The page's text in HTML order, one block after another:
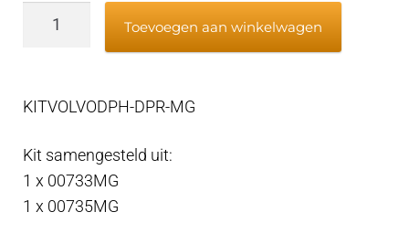
Volvo-
magnesium
hardware
aantal
Toevoegen aan winkelwagen
KITVOLVODPH-DPR-MG
Kit samengesteld uit:
1 x 00733MG
1 x 00735MG